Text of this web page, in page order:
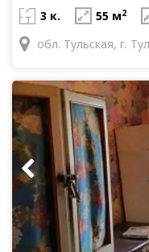
3 к. 55 м2
обл. Тульская, г.